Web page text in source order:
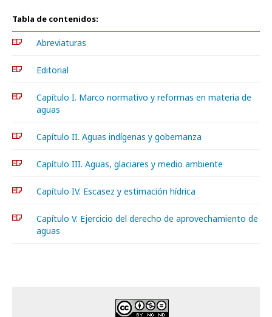
Tabla de contenidos:
Abreviaturas
Editorial
Capítulo I. Marco normativo y reformas en materia de
aguas
Capítulo II. Aguas indígenas y gobernanza
Capítulo III. Aguas, glaciares y medio ambiente
Capítulo IV. Escasez y estimación hídrica
Capítulo V. Ejercicio del derecho de aprovechamiento de
aguas